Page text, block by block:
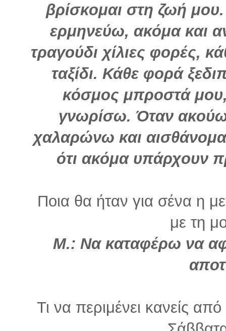
βρίσκομαι στη ζωή μου.
ερμηνεύω, ακόμα και
τραγούδι χίλιες φορές,
ταξίδι. Κάθε φορά
κόσμος μπροστά
γνωρίσω. Όταν ακούω
χαλαρώνω και
ότι ακόμα υπάρχουν
Ποια θα ήταν για σένα η
με τη
Μ.: Να καταφέρω να
Τι να περιμένει κανείς